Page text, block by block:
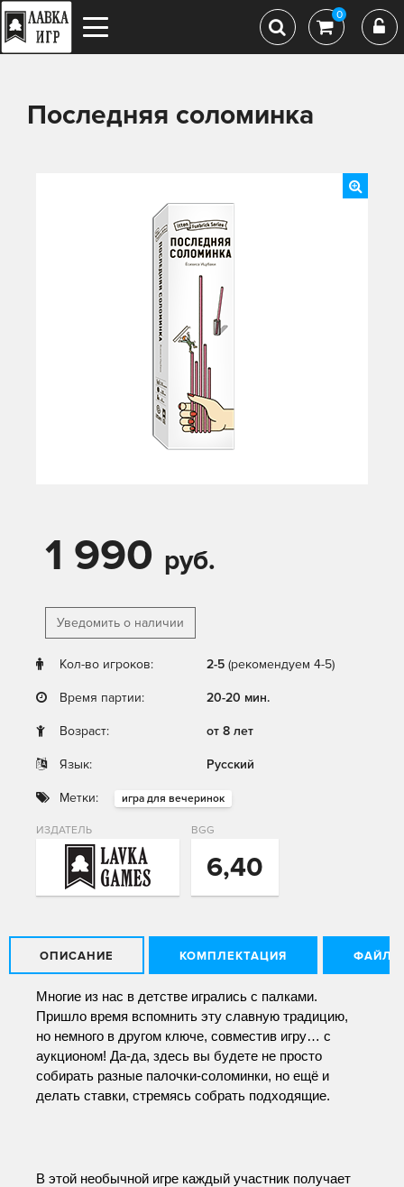
0
Последняя соломинка
1 990 руб.
Уведомить о наличии
Кол-во игроков: 2-5 (рекомендуем 4-5)
Время партии: 20-20 мин.
Возраст: от 8 лет
Язык: Русский
Метки: игра для вечеринок
ИЗДАТЕЛЬ BGG
6,40
ОПИСАНИЕ КОМПЛЕКТАЦИЯ ФАЙЛЫ
Многие из нас в детстве игрались с палками.
Пришло время вспомнить эту славную традицию,
но немного в другом ключе, совместив игру… с
аукционом! Да-да, здесь вы будете не просто
собирать разные палочки-соломинки, но ещё и
делать ставки, стремясь собрать подходящие.
В этой необычной игре каждый участник получает